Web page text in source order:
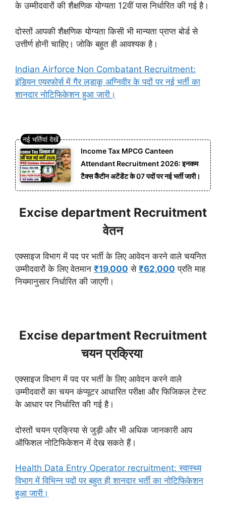
के उम्मीदवारों की शैक्षणिक योग्यता 12वीं पास निर्धारित की गई है।
दोस्तों आपकी शैक्षणिक योग्यता किसी भी मान्यता प्राप्त बोर्ड से
उत्तीर्ण होनी चाहिए। जोकि बहुत ही आवश्यक है।
Indian Airforce Non Combatant Recruitment:
इंडियन एयरफोर्स में गैर लड़ाकू अग्निवीर के पदों पर नई भर्ती का
शानदार नोटिफिकेशन हुआ जारी।
Income Tax MPCG Canteen
Attendant Recruitment 2026: इनकम
टैक्स कैंटीन अटेंडेंट के 07 पदों पर नई भर्ती जारी।
Excise department Recruitment
वेतन
एक्साइज विभाग में पद पर भर्ती के लिए आवेदन करने वाले चयनित
उम्मीदवारों के लिए वेतमान ₹19,000 से ₹62,000 प्रति माह
नियमानुसार निर्धारित की जाएगी।
Excise department Recruitment
चयन प्रक्रिया
एक्साइज विभाग में पद पर भर्ती के लिए आवेदन करने वाले
उम्मीदवारों का चयन कंप्यूटर आधारित परीक्षा और फिजिकल टेस्ट
के आधार पर निर्धारित की गई है।
दोस्तों चयन प्रक्रिया से जुड़ी और भी अधिक जानकारी आप
ऑफिशल नोटिफिकेशन में देख सकते हैं।
Health Data Entry Operator recruitment: स्वास्थ्य
विभाग में विभिन्न पदों पर बहुत ही शानदार भर्ती का नोटिफिकेशन
हुआ जारी।